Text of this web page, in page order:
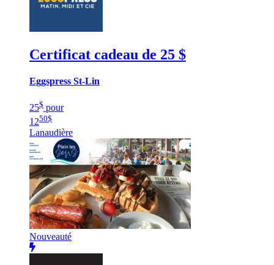
Certificat cadeau de 25 $
Eggspress St-Lin
25$ pour
1250$
Lanaudière
Nouveauté